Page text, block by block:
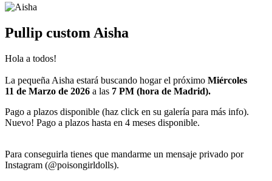
Pullip custom Aisha
Hola a todos!
La pequeña Aisha estará buscando hogar el próximo Miércoles
11 de Marzo de 2026 a las 7 PM (hora de Madrid).
Pago a plazos disponible (haz click en su galería para más info).
Nuevo! Pago a plazos hasta en 4 meses disponible.
Para conseguirla tienes que mandarme un mensaje privado por
Instagram (@poisongirldolls).